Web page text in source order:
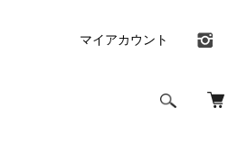
マイアカウント